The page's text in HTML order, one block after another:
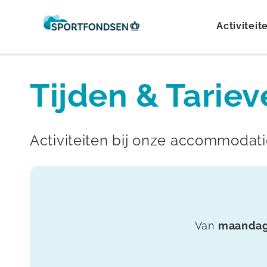
Tijden &
Activiteiten bij onze
Van